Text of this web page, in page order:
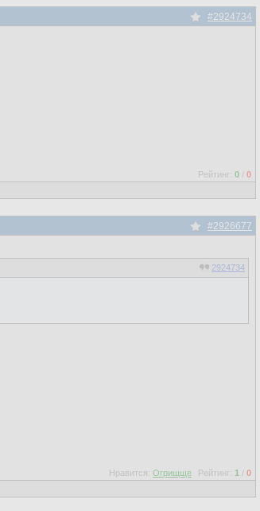
#2924734
Рейтинг: 0 / 0
#2926677
2924734
Рейтинг: 1 / 0
Нравится: Огрищще